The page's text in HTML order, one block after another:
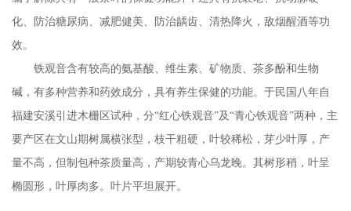
化、防治糖尿病、减肥健美、防治龋齿、清热降火，敌烟醒酒等功
效。
铁观音含有较高的氨基酸、维生素、矿物质、茶多酚和生物
碱，有多种营养和药效成分，具有养生保健的功能。于民国八年自
福建安溪引进木栅区试种，分“红心铁观音”及“青心铁观音”两种，主
要产区在文山期树属横张型，枝干粗硬，叶较稀松，芽少叶厚，产
量不高，但制包种茶质量高，产期较青心乌龙晚。其树形稍，叶呈
椭圆形，叶厚肉多。叶片平坦展开。